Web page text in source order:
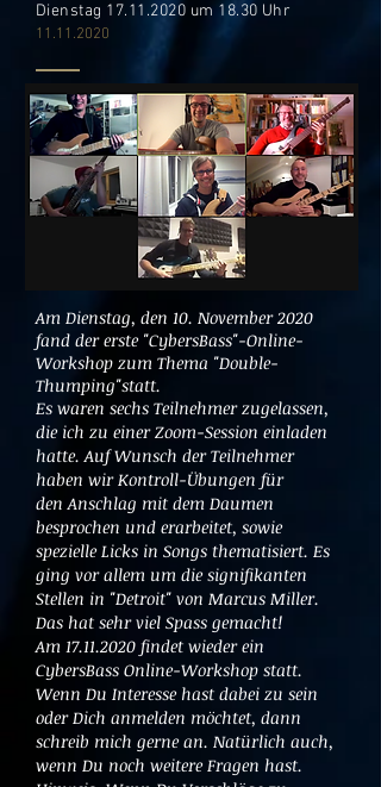
Dienstag 17.11.2020 um 18.30 Uhr
11.11.2020
Am Dienstag, den 10. November 2020
fand der erste "CybersBass"-Online-
Workshop zum Thema "Double-
Thumping"statt.
Es waren sechs Teilnehmer zugelassen,
die ich zu einer Zoom-Session einladen
hatte. Auf Wunsch der Teilnehmer
haben wir Kontroll-Übungen für
den Anschlag mit dem Daumen
besprochen und erarbeitet, sowie
spezielle Licks in Songs thematisiert. Es
ging vor allem um die signifikanten
Stellen in "Detroit" von Marcus Miller.
Das hat sehr viel Spass gemacht!
Am 17.11.2020 findet wieder ein
CybersBass Online-Workshop statt.
Wenn Du Interesse hast dabei zu sein
oder Dich anmelden möchtet, dann
schreib mich gerne an. Natürlich auch,
wenn Du noch weitere Fragen hast.